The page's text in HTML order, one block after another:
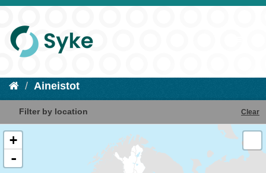
Aineistot
Filter by location Clear
+
-